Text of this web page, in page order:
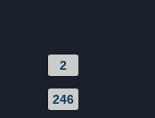
2
246